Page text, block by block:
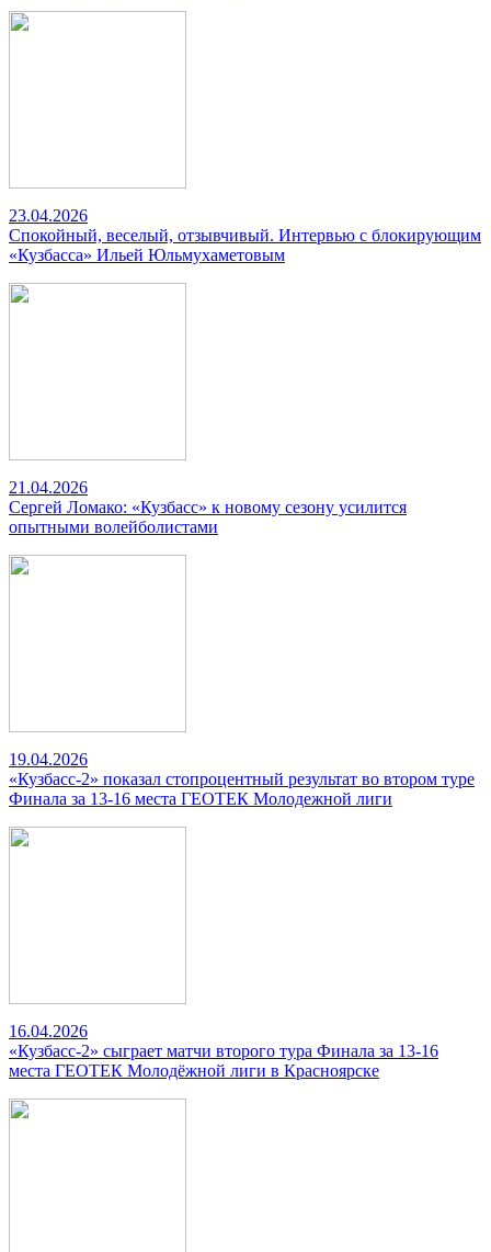
23.04.2026
Спокойный, веселый, отзывчивый. Интервью с блокирующим
«Кузбасса» Ильей Юльмухаметовым
21.04.2026
Сергей Ломако: «Кузбасс» к новому сезону усилится
опытными волейболистами
19.04.2026
«Кузбасс-2» показал стопроцентный результат во втором туре
Финала за 13-16 места ГЕОТЕК Молодежной лиги
16.04.2026
«Кузбасс-2» сыграет матчи второго тура Финала за 13-16
места ГЕОТЕК Молодёжной лиги в Красноярске